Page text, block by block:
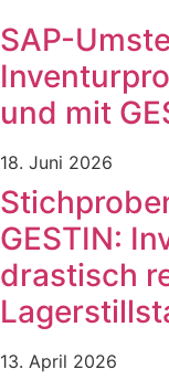
SAP-
und mit
18. Juni 2026
GESTIN:
drastisch
13. April 2026